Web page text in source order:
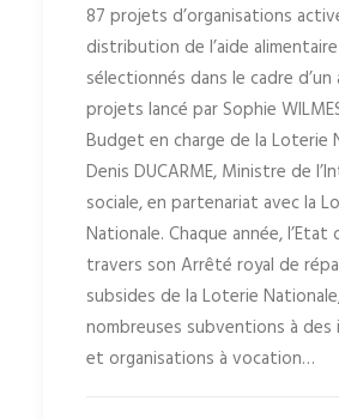
87 projets d’organisations
distribution de l’aide
sélectionnés dans le cadre d’un
projets lancé par Sophie
Budget en charge de la Loterie
Denis DUCARME, Ministre de
sociale, en partenariat avec la
Nationale. Chaque année, l’Etat
travers son Arrêté royal de
subsides de la Loterie
nombreuses subventions à
et organisations à vocation…